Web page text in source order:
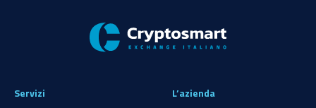
Servizi
L’azienda